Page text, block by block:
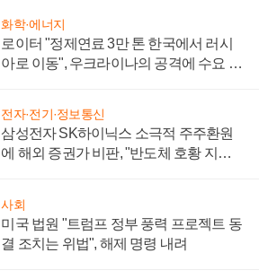
화학·에너지
로이터 "정제연료 3만 톤 한국에서 러시
아로 이동", 우크라이나의 공격에 수요 늘
전자·전기·정보통신
삼성전자 SK하이닉스 소극적 주주환원
에 해외 증권가 비판, "반도체 호황 지속
사회
미국 법원 "트럼프 정부 풍력 프로젝트 동
결 조치는 위법", 해제 명령 내려